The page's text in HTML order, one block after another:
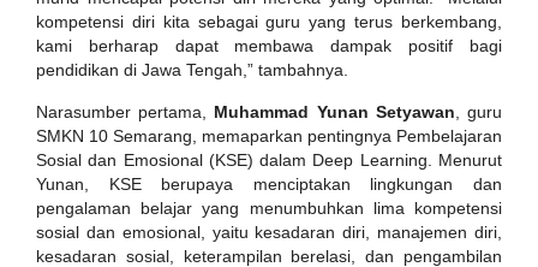
kompetensi diri kita sebagai guru yang terus berkembang,
kami berharap dapat membawa dampak positif bagi
pendidikan di Jawa Tengah,” tambahnya.
Narasumber pertama, Muhammad Yunan Setyawan , guru
SMKN 10 Semarang, memaparkan pentingnya Pembelajaran
Sosial dan Emosional (KSE) dalam Deep Learning. Menurut
Yunan, KSE berupaya menciptakan lingkungan dan
pengalaman belajar yang menumbuhkan lima kompetensi
sosial dan emosional, yaitu kesadaran diri, manajemen diri,
kesadaran sosial, keterampilan berelasi, dan pengambilan